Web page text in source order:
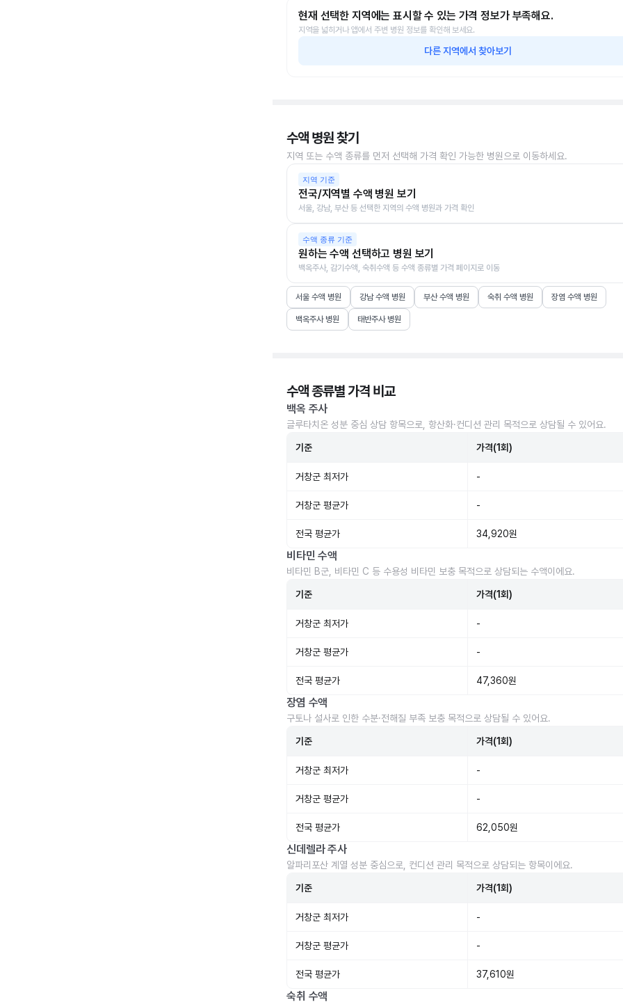
현재 선택한 지역에는 표시할 수 있는 가격 정보가 부족해요.
지역을 넓히거나 앱에서 주변 병원 정보를 확인해 보세요.
다른 지역에서 찾아보기
수액 병원 찾기
지역 또는 수액 종류를 먼저 선택해 가격 확인 가능한 병원으로 이동하세요.
지역 기준
전국/지역별 수액 병원 보기
서울, 강남, 부산 등 선택한 지역의 수액 병원과 가격 확인
수액 종류 기준
원하는 수액 선택하고 병원 보기
백옥주사, 감기수액, 숙취수액 등 수액 종류별 가격 페이지로 이동
서울 수액 병원 강남 수액 병원 부산 수액 병원 숙취 수액 병원 장염 수액 병원
백옥주사 병원 태반주사 병원
수액 종류별 가격 비교
백옥 주사
글루타치온 성분 중심 상담 항목으로, 항산화·컨디션 관리 목적으로 상담될 수 있어요.
기준 가격(1회)
거창군 최저가 -
거창군 평균가 -
전국 평균가 34,920원
비타민 수액
비타민 B군, 비타민 C 등 수용성 비타민 보충 목적으로 상담되는 수액이에요.
기준 가격(1회)
거창군 최저가 -
거창군 평균가 -
전국 평균가 47,360원
장염 수액
구토나 설사로 인한 수분·전해질 부족 보충 목적으로 상담될 수 있어요.
기준 가격(1회)
거창군 최저가 -
거창군 평균가 -
전국 평균가 62,050원
신데렐라 주사
알파리포산 계열 성분 중심으로, 컨디션 관리 목적으로 상담되는 항목이에요.
기준 가격(1회)
거창군 최저가 -
거창군 평균가 -
전국 평균가 37,610원
숙취 수액